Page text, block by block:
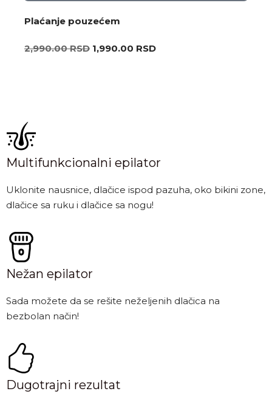
Plaćanje pouzećem
2,990.00RSD 1,990.00 RSD
Multifunkcionalni epilator
Uklonite nausnice, dlačice ispod pazuha, oko bikini zone,
dlačice sa ruku i dlačice sa nogu!
Nežan epilator
Sada možete da se rešite neželjenih dlačica na
bezbolan način!
Dugotrajni rezultat